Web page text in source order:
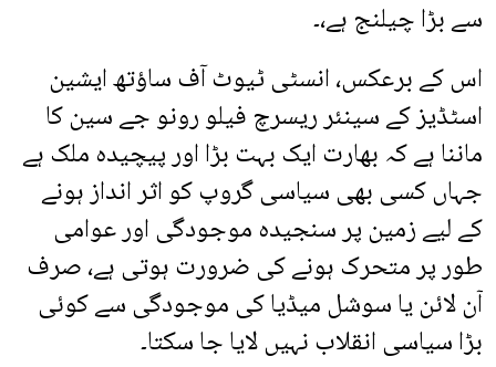
سے بڑا چیلنج ہے،۔
اس کے برعکس، انسٹی ٹیوٹ آف ساؤتھ ایشین
اسٹڈیز کے سینئر ریسرچ فیلو رونو جے سین کا
ماننا ہے کہ بھارت ایک بہت بڑا اور پیچیدہ ملک ہے
جہاں کسی بھی سیاسی گروپ کو اثر انداز ہونے
کے لیے زمین پر سنجیدہ موجودگی اور عوامی
طور پر متحرک ہونے کی ضرورت ہوتی ہے، صرف
آن لائن یا سوشل میڈیا کی موجودگی سے کوئی
بڑا سیاسی انقلاب نہیں لایا جا سکتا۔